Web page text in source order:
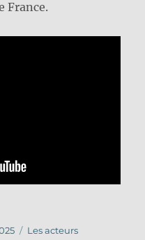
France.
Catégories
Les acteurs